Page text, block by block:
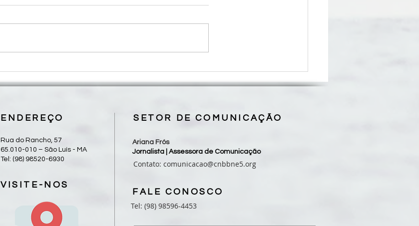
encíclica do Papa Leão XIV será
uma Vigília de Oração pela paz
ENDEREÇO
Rua do Rancho, 57
65.010-010 – São Luís - MA
Tel: (98) 98520-6930
VISITE-NOS
SETOR DE COMUNICAÇÃO
Contato: comunicacao@cnbbne5.org
Ariana Frós
Jornalista | Assessora de Comunicação
FALE CONOSCO
Tel: (98) 98596-4453